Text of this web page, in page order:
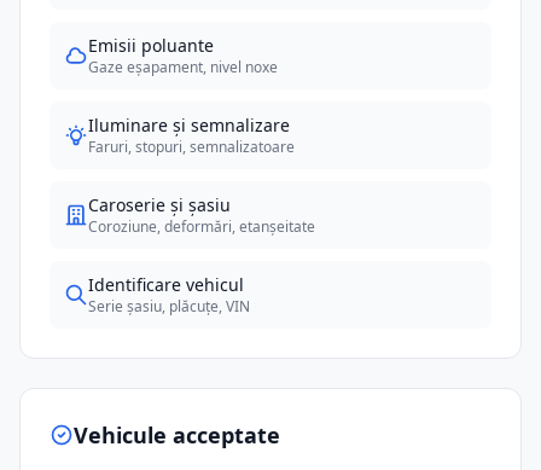
Emisii poluante
Gaze eșapament, nivel noxe
Iluminare și semnalizare
Faruri, stopuri, semnalizatoare
Caroserie și șasiu
Coroziune, deformări, etanșeitate
Identificare vehicul
Serie șasiu, plăcuțe, VIN
Vehicule acceptate